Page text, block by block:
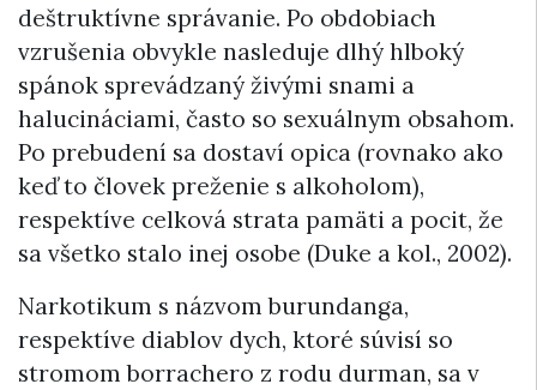
deštruktívne správanie. Po obdobiach
vzrušenia obvykle nasleduje dlhý hlboký
spánok sprevádzaný živými snami a
halucináciami, často so sexuálnym obsahom.
Po prebudení sa dostaví opica (rovnako ako
keď to človek preženie s alkoholom),
respektíve celková strata pamäti a pocit, že
sa všetko stalo inej osobe (Duke a kol., 2002).
Narkotikum s názvom burundanga,
respektíve diablov dych, ktoré súvisí so
stromom borrachero z rodu durman, sa v